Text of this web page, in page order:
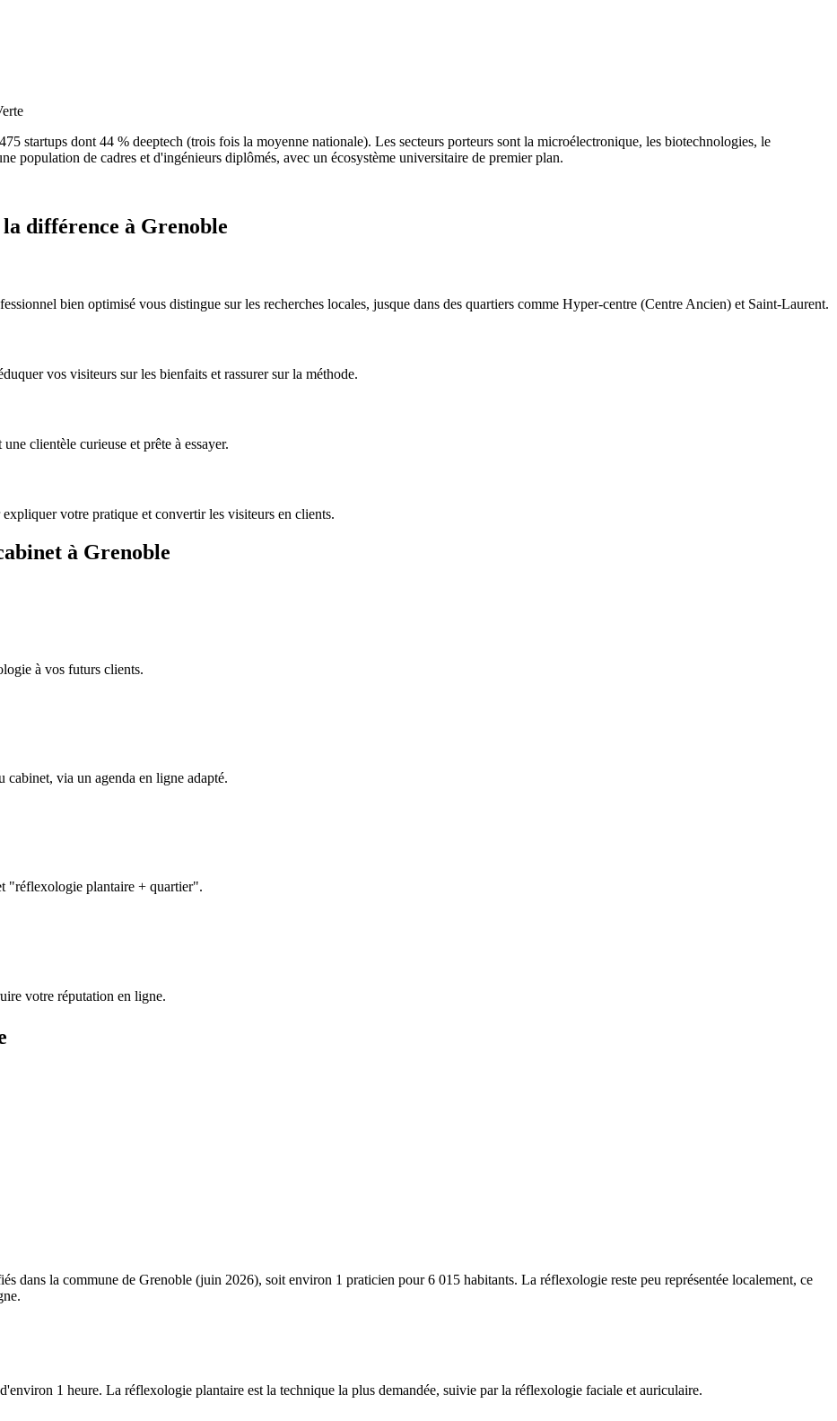
startups dont 44 % deeptech (trois fois la moyenne nationale). Les secteurs porteurs sont la microélectronique, les biotechnologies, le
de cadres et d'ingénieurs diplômés, avec un écosystème universitaire de premier plan.
différence à Grenoble
bien optimisé vous distingue sur les recherches locales, jusque dans des quartiers comme Hyper-centre (Centre Ancien) et Saint-Laurent.
vos visiteurs sur les bienfaits et rassurer sur la méthode.
clientèle curieuse et prête à essayer.
votre pratique et convertir les visiteurs en clients.
à Grenoble
à vos futurs clients.
cabinet, via un agenda en ligne adapté.
"réflexologie plantaire + quartier".
votre réputation en ligne.
dans la commune de Grenoble (juin 2026), soit environ 1 praticien pour 6 015 habitants. La réflexologie reste peu représentée localement, ce
1 heure. La réflexologie plantaire est la technique la plus demandée, suivie par la réflexologie faciale et auriculaire.